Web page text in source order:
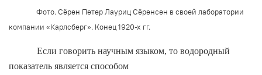
Фото.Сёрен Петер ЛаурицСёренсен в своей лаборатории
компании «Карлсберг». Конец 1920-х гг.
Если говорить научным языком, то водородный
показатель является способом